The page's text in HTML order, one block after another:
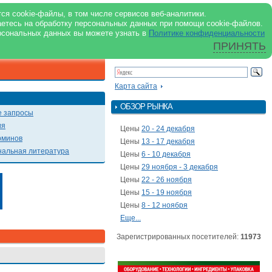
cookie-файлы, в том числе сервисов веб-аналитики.
на обработку персональных данных при помощи cookie-файлов.
данных вы можете узнать в Политике конфиденциальности
ПРИНЯТЬ
support@milkbranch.ru
О портале
Реклама в журнале
Реклама на портале
Архив номеров
запросы
литература
Карта сайта
ОБЗОР РЫНКА
Цены 20 - 24 декабря
Цены 13 - 17 декабря
Цены 6 - 10 декабря
Цены 29 ноября - 3 декабря
Цены 22 - 26 ноября
Цены 15 - 19 ноября
Цены 8 - 12 ноября
Еще...
Зарегистрированных посетителей: 11973